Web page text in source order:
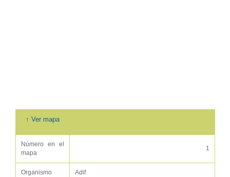
↑ Ver mapa
Número en el
mapa
1
Organismo Adif